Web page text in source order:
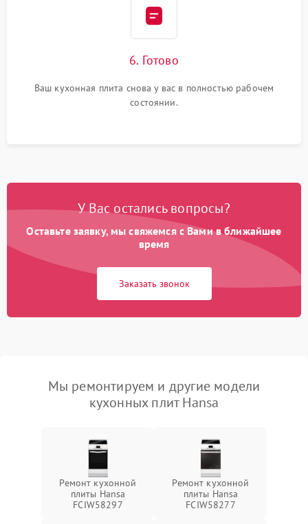
6. Готово
Ваш кухонная плита снова у вас в полностью рабочем
состоянии.
У Вас остались вопросы?
Оставьте заявку, мы свяжемся с Вами в ближайшее
время
Заказать звонок
Мы ремонтируем и другие модели
кухонных плит Hansa
Ремонт кухонной
плиты Hansa
FCIW58297
Ремонт кухонной
плиты Hansa
FCIW58277